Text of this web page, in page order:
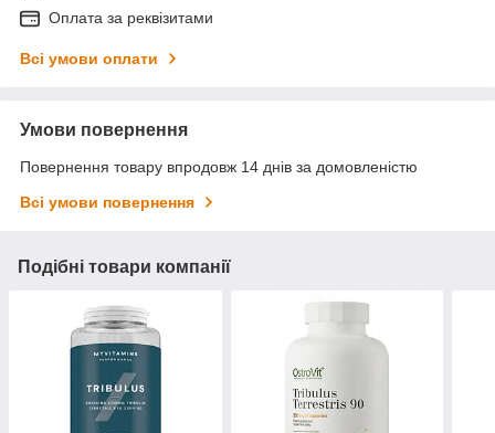
Оплата за реквізитами
Всі умови оплати
Умови повернення
Повернення товару впродовж 14 днів за домовленістю
Всі умови повернення
Подібні товари компанії